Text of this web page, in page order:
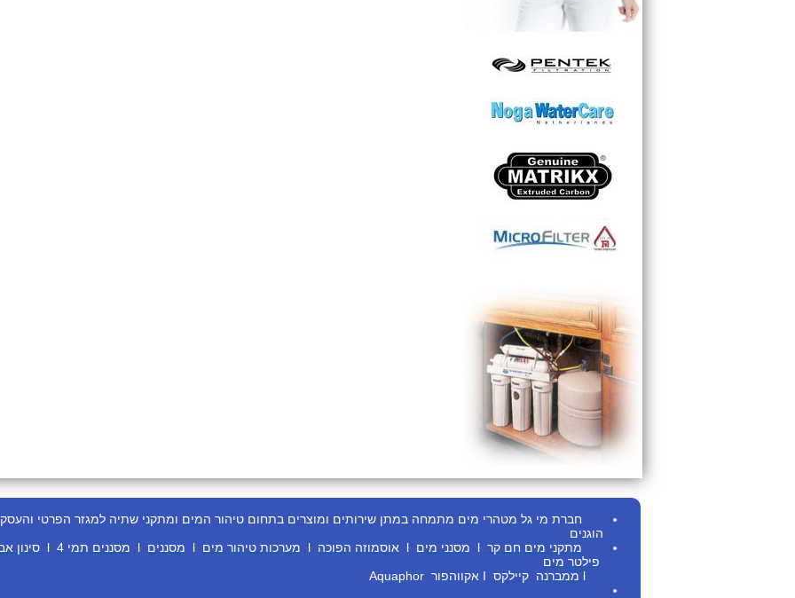
חברת מי גל מטהרי מים מתמחה במתן שירותים ומוצרים בתחום טיהור המים ומתקני שתיה למגזר הפרטי
הוגנים
מתקני מים חם קר מסנני מים אוסמוזה הפוכה מערכות טיהור מים מסננים מסננים תמי 4
סינון
פילטר מים
ממברנה קיילקס
אקווהפור Aquaphor